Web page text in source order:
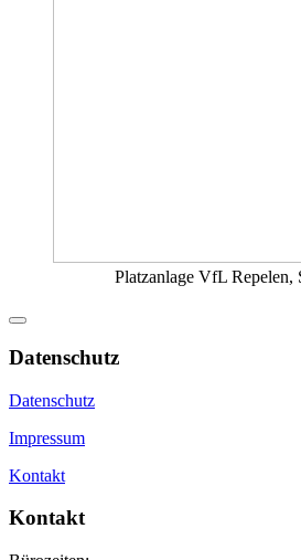
Platzanlage VfL Repelen,
Datenschutz
Datenschutz
Impressum
Kontakt
Kontakt